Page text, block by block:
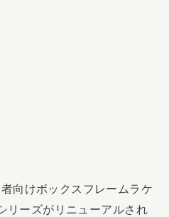
向けボックスフレームラケ
リーズがリニューアルされ